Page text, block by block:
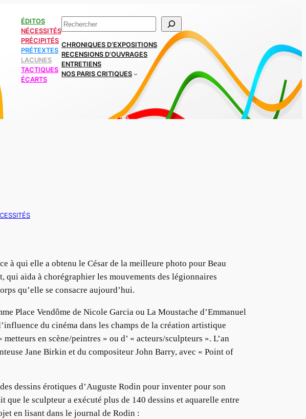
ÉDITOS
NÉCESSITÉS
PRÉCIPITÉS
PRÉTEXTES
LACUNES
TACTIQUES
ÉCARTS
Rechercher
CHRONIQUES D’EXPOSITIONS
RECENSIONS D’OUVRAGES
ENTRETIENS
NOS PARIS CRITIQUES
à qui elle a obtenu le César de la meilleure photo pour Beau
aida à chorégraphier les mouvements des légionnaires
qu’elle se consacre aujourd’hui.
Place Vendôme de Nicole Garcia ou La Moustache d’Emmanuel
du cinéma dans les champs de la création artistique
en scène/peintres » ou d’ « acteurs/sculpteurs ». L’an
Jane Birkin et du compositeur John Barry, avec « Point of
dessins érotiques d’Auguste Rodin pour inventer pour son
le sculpteur a exécuté plus de 140 dessins et aquarelle entre
en lisant dans le journal de Rodin :